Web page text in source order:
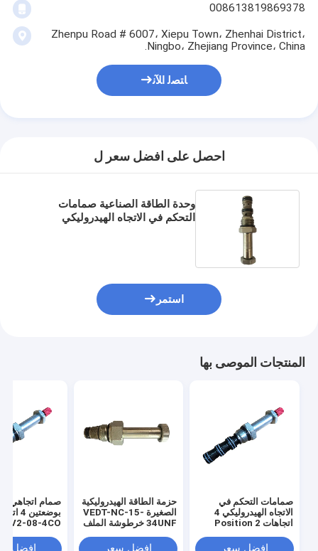
008613819869378
Zhenpu Road # 6007، Xiepu Town، Zhenhai District،
Ningbo، Zhejiang Province، China.
ﺎﺘﺼﻟ ﺍﻶﻧ
احصل على افضل سعر ل
وحدة الطاقة الصناعية صمامات
التحكم في الاتجاه الهيدروليكي
استمر
المنتجات الموصى بها
صمامات التحكم في
الاتجاه الهيدروليكي 4
اتجاهات 2 Position
حزمة الطاقة الهيدروليكية
الصغيرة VEDT-NC-15-
34UNF خرطوشة الملف
صمام اتجاهي
بوضعتين
SV2-08-4CO